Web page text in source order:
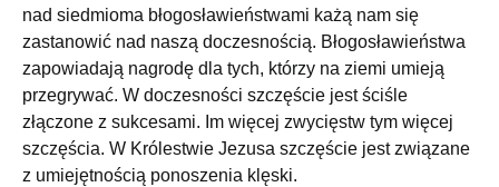
nad siedmioma błogosławieństwami każą nam się
zastanowić nad naszą doczesnością. Błogosławieństwa
zapowiadają nagrodę dla tych, którzy na ziemi umieją
przegrywać. W doczesności szczęście jest ściśle
złączone z sukcesami. Im więcej zwycięstw tym więcej
szczęścia. W Królestwie Jezusa szczęście jest związane
z umiejętnością ponoszenia klęski.